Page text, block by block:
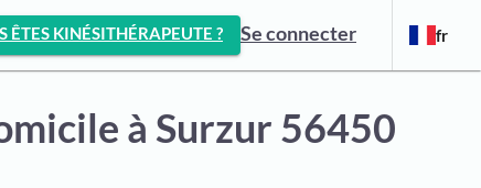
ÊTES KINÉSITHÉRAPEUTE ? Se connecter fr
à Surzur 56450